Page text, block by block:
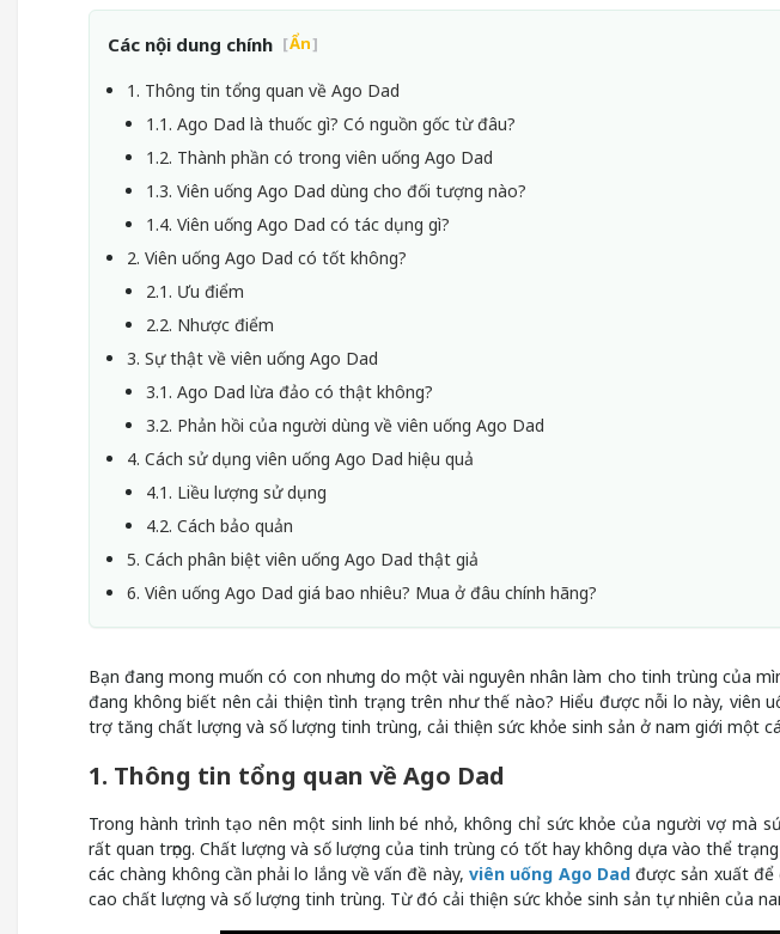
Các nội dung chính [Ẩn]
1. Thông tin tổng quan về Ago Dad
1.1. Ago Dad là thuốc gì? Có nguồn gốc từ đâu?
1.2. Thành phần có trong viên uống Ago Dad
1.3. Viên uống Ago Dad dùng cho đối tượng nào?
1.4. Viên uống Ago Dad có tác dụng gì?
2. Viên uống Ago Dad có tốt không?
2.1. Ưu điểm
2.2. Nhược điểm
3. Sự thật về viên uống Ago Dad
3.1. Ago Dad lừa đảo có thật không?
3.2. Phản hồi của người dùng về viên uống Ago Dad
4. Cách sử dụng viên uống Ago Dad hiệu quả
4.1. Liều lượng sử dụng
4.2. Cách bảo quản
5. Cách phân biệt viên uống Ago Dad thật giả
6. Viên uống Ago Dad giá bao nhiêu? Mua ở đâu chính hãng?
Bạn đang mong muốn có con nhưng do một vài nguyên nhân làm cho tinh trùng của
đang không biết nên cải thiện tình trạng trên như thế nào? Hiểu được nỗi lo này, viên
trợ tăng chất lượng và số lượng tinh trùng, cải thiện sức khỏe sinh sản ở nam giới một
1. Thông tin tổng quan về Ago Dad
Trong hành trình tạo nên một sinh linh bé nhỏ, không chỉ sức khỏe của người vợ mà
rất quan trọng. Chất lượng và số lượng của tinh trùng có tốt hay không dựa vào thể
các chàng không cần phải lo lắng về vấn đề này, viên uống Ago Dadđược sản xuất để
cao chất lượng và số lượng tinh trùng. Từ đó cải thiện sức khỏe sinh sản tự nhiên của